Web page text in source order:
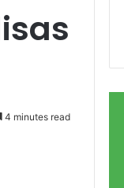
4 minutes read